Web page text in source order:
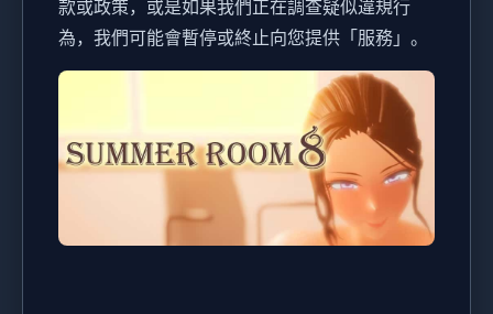
款或政策，或是如果我們正在調查疑似違規行
為，我們可能會暫停或終止向您提供「服務」。